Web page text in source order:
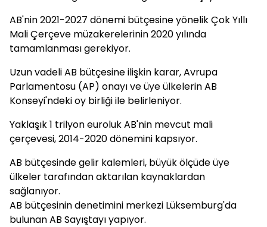
AB'nin 2021-2027 dönemi bütçesine yönelik Çok Yıllı
Mali Çerçeve müzakerelerinin 2020 yılında
tamamlanması gerekiyor.
Uzun vadeli AB bütçesine ilişkin karar, Avrupa
Parlamentosu (AP) onayı ve üye ülkelerin AB
Konseyi'ndeki oy birliği ile belirleniyor.
Yaklaşık 1 trilyon euroluk AB'nin mevcut mali
çerçevesi, 2014-2020 dönemini kapsıyor.
AB bütçesinde gelir kalemleri, büyük ölçüde üye
ülkeler tarafından aktarılan kaynaklardan
sağlanıyor.
AB bütçesinin denetimini merkezi Lüksemburg'da
bulunan AB Sayıştayı yapıyor.